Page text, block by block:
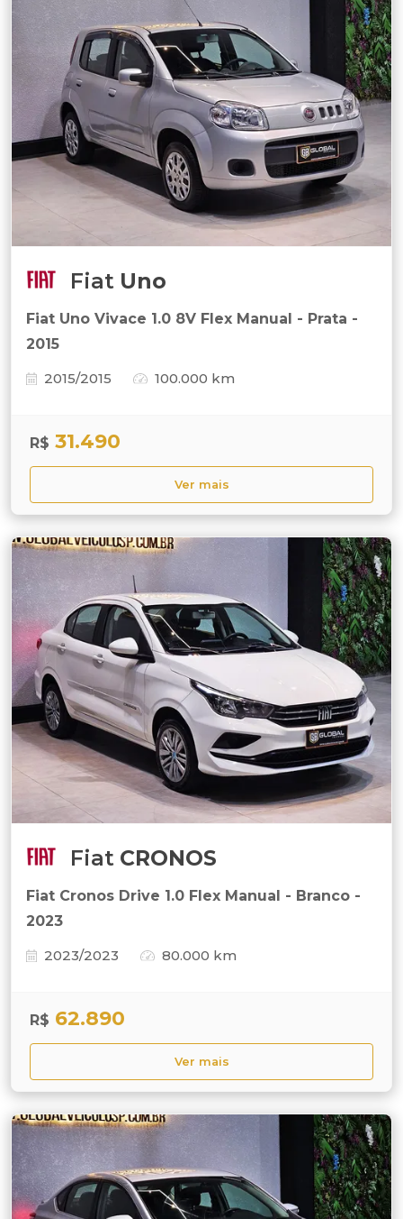
Fiat Uno
Fiat Uno Vivace 1.0 8V Flex Manual - Prata -
2015
2015/2015
100.000 km
R$ 31.490
Ver mais
Fiat CRONOS
Fiat Cronos Drive 1.0 Flex Manual - Branco -
2023
2023/2023
80.000 km
R$ 62.890
Ver mais